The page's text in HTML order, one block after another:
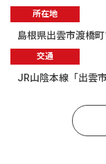
所在地
島根県出雲市渡橋
交通
JR山陰本線「出雲